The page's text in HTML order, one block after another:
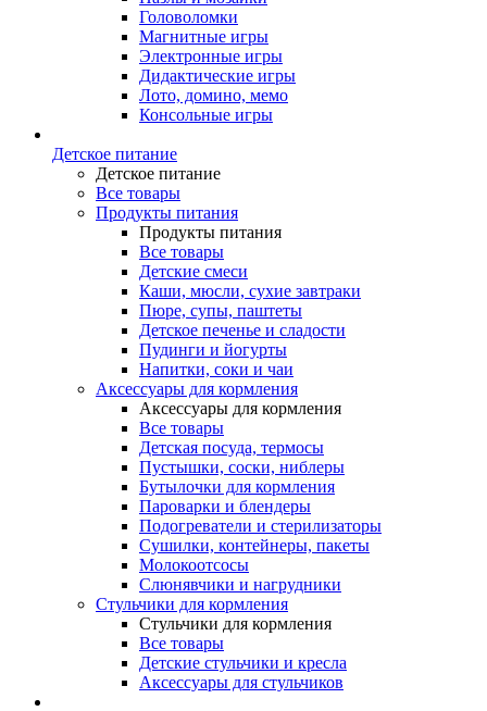
Головоломки
Магнитные игры
Электронные игры
Дидактические игры
Лото, домино, мемо
Консольные игры
Детское питание
Детское питание
Все товары
Продукты питания
Продукты питания
Все товары
Детские смеси
Каши, мюсли, сухие завтраки
Пюре, супы, паштеты
Детское печенье и сладости
Пудинги и йогурты
Напитки, соки и чаи
Аксессуары для кормления
Аксессуары для кормления
Все товары
Детская посуда, термосы
Пустышки, соски, ниблеры
Бутылочки для кормления
Пароварки и блендеры
Подогреватели и стерилизаторы
Сушилки, контейнеры, пакеты
Молокоотсосы
Слюнявчики и нагрудники
Стульчики для кормления
Стульчики для кормления
Все товары
Детские стульчики и кресла
Аксессуары для стульчиков